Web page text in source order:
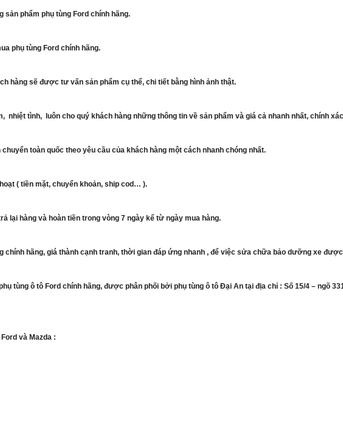
phẩm phụ tùng Ford chính hãng.
phụ tùng Ford chính hãng.
hàng sẽ được tư vấn sản phẩm cụ thể, chi tiết bằng hình ảnh thật.
nhiệt tình, luôn cho quý khách hàng những thông tin về sản phẩm và giá cả nhanh nhất, chính
toàn quốc theo yêu cầu của khách hàng một cách nhanh chóng nhất.
( tiền mặt, chuyển khoản, ship cod… ).
lại hàng và hoàn tiền trong vòng 7 ngày kể từ ngày mua hàng.
chính hãng, giá thành cạnh tranh, thời gian đáp ứng nhanh , để việc sửa chữa bảo dưỡng xe
tùng ô tô Ford chính hãng, được phân phối bởi phụ tùng ô tô Đại An tại địa chỉ : Số 15/4 – ngõ
và Mazda :